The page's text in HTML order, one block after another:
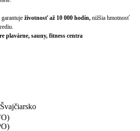
životnosť až 10 000 hodín, nižšia hmotnosť
plavárne, sauny, fitness centra